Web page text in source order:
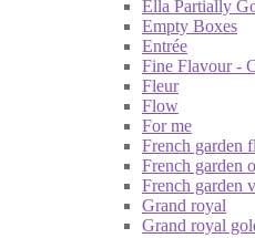
Ella Partially
Empty Boxes
Entrée
Fine Flavour -
Fleur
Flow
For me
French garden
French garden
French garden
Grand royal
Grand royal